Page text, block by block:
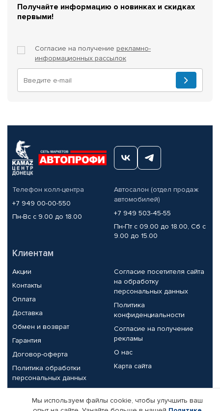
Получайте информацию о новинках и скидках
первыми!
Согласие на получение рекламно-
информационных рассылок
Телефон колл-центра
+7 949 00-00-550
Пн-Вс с 9.00 до 18.00
Автосалон (отдел продаж
автомобилей)
+7 949 503-45-55
Пн-Пт с 09.00 до 18.00, Сб с
9.00 до 15.00
Клиентам
Акции
Контакты
Оплата
Доставка
Обмен и возврат
Гарантия
Договор-оферта
Политика обработки
персональных данных
Согласие посетителя сайта
на обработку
персональных данных
Политика
конфиденциальности
Согласие на получение
рекламы
О нас
Карта сайта
Партнерам
Мы используем файлы cookie, чтобы улучшить ваш